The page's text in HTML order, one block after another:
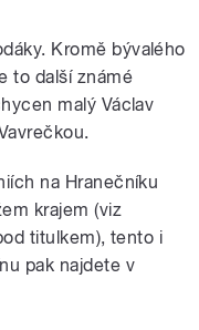
Kromě bývalého
to další známé
malý Václav
na Hranečníku
krajem (viz
titulkem), tento i
pak najdete v